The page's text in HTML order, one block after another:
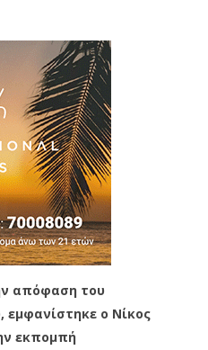
απόφαση του
εμφανίστηκε ο Νίκος
εκπομπή